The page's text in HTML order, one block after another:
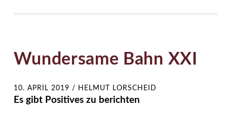
Wundersame Bahn XXI
10. APRIL 2019 / HELMUT LORSCHEID
Es gibt Positives zu berichten